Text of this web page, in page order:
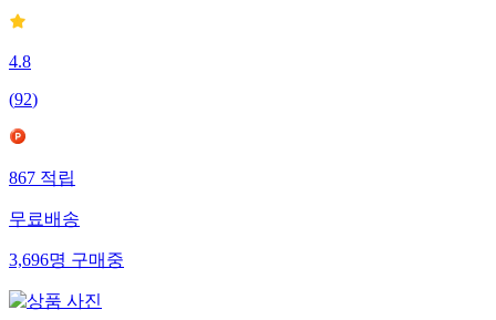
4.8
(92)
867 적립
무료배송
3,696명 구매중